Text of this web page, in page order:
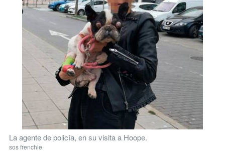
La agente de policía, en su visita a Hoope.
sos frenchie